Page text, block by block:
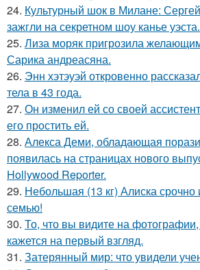
24. Культурный шок в Милане:
зажгли на секретном шоу канье уэста.
25. Лиза моряк пригрозила
Сарика андреасяна.
26. Энн хэтэуэй откровенно
тела в 43 года.
27. Он изменил ей со своей
его простить ей.
28. Алекса Деми, обладающая
появилась на страницах нового
Hollywood Reporter.
29. Небольшая (13 кг) Алиска
семью!
30. То, что вы видите на фотографии,
кажется на первый взгляд.
31. Затерянный мир: что увидели